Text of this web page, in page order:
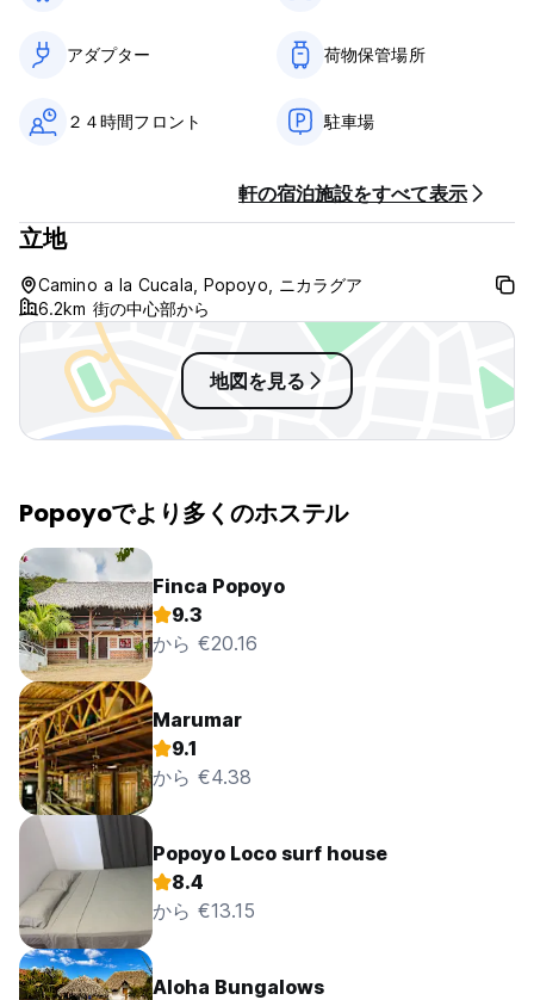
アダプター 荷物保管場所
２４時間フロント 駐車場
軒の宿泊施設をすべて表示
立地
Camino a la Cucala, Popoyo, ニカラグア
6.2km 街の中心部から
地図を見る
Popoyoでより多くのホステル
Finca Popoyo
9.3
から €20.16
Marumar
9.1
から €4.38
Popoyo Loco surf house
8.4
から €13.15
Aloha Bungalows